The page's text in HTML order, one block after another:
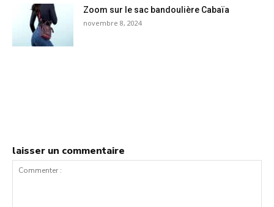
Zoom sur le sac bandoulière Cabaïa
novembre 8, 2024
laisser un commentaire